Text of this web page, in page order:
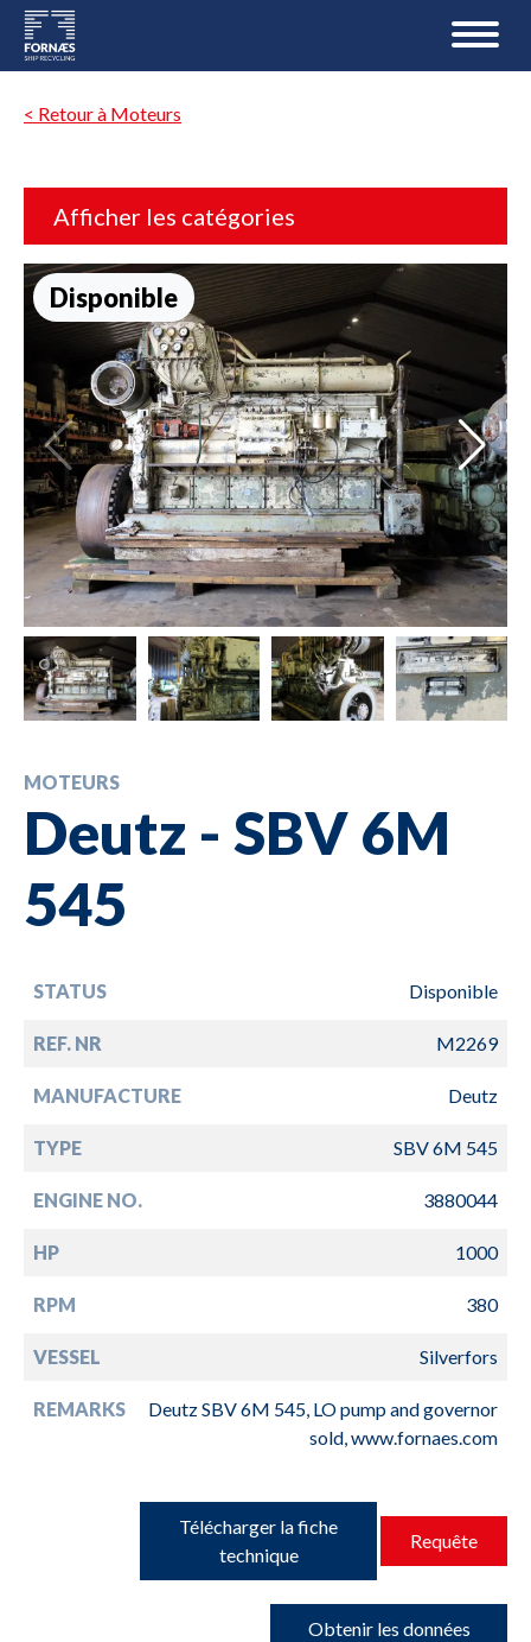
< Retour à Moteurs
Afficher les catégories
Disponible
MOTEURS
Deutz - SBV 6M
545
STATUS Disponible
REF. NR M2269
MANUFACTURE Deutz
TYPE SBV 6M 545
ENGINE NO. 3880044
HP 1000
RPM 380
VESSEL Silverfors
REMARKS
Deutz SBV 6M 545, LO pump and governor
sold, www.fornaes.com
Télécharger la fiche
technique
Requête
Obtenir les données